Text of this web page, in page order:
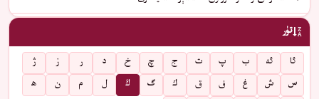
تۈر
ئا ئە ب پ ت ج چ خ د ر ز
ژ
س
ش غ ف ق ك گ ڭ ل م ن
ھ